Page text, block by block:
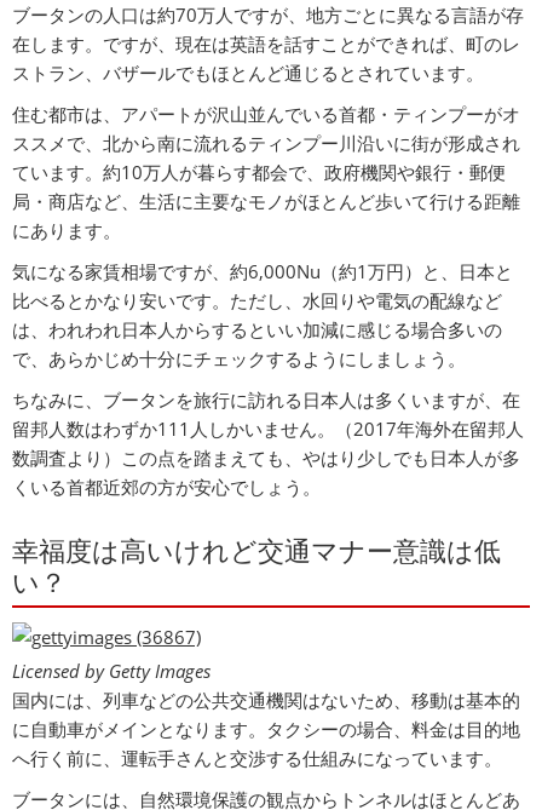
ブータンの人口は約70万人ですが、地方ごとに異なる言語が存
在します。ですが、現在は英語を話すことができれば、町のレ
ストラン、バザールでもほとんど通じるとされています。
住む都市は、アパートが沢山並んでいる首都・ティンプーがオ
ススメで、北から南に流れるティンプー川沿いに街が形成され
ています。約10万人が暮らす都会で、政府機関や銀行・郵便
局・商店など、生活に主要なモノがほとんど歩いて行ける距離
にあります。
気になる家賃相場ですが、約6,000Nu（約1万円）と、日本と
比べるとかなり安いです。ただし、水回りや電気の配線など
は、われわれ日本人からするといい加減に感じる場合多いの
で、あらかじめ十分にチェックするようにしましょう。
ちなみに、ブータンを旅行に訪れる日本人は多くいますが、在
留邦人数はわずか111人しかいません。（2017年海外在留邦人
数調査より）この点を踏まえても、やはり少しでも日本人が多
くいる首都近郊の方が安心でしょう。
幸福度は高いけれど交通マナー意識は低
い？
Licensed by Getty Images
国内には、列車などの公共交通機関はないため、移動は基本的
に自動車がメインとなります。タクシーの場合、料金は目的地
へ行く前に、運転手さんと交渉する仕組みになっています。
ブータンには、自然環境保護の観点からトンネルはほとんどあ